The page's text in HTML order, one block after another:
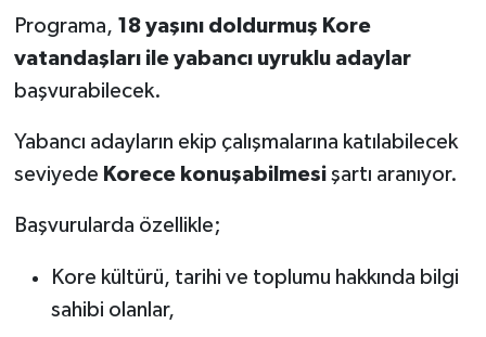
Programa, 18 yaşını doldurmuş Kore
vatandaşları ile yabancı uyruklu adaylar
başvurabilecek.
Yabancı adayların ekip çalışmalarına katılabilecek
seviyede Korece konuşabilmesişartı aranıyor.
Başvurularda özellikle;
Kore kültürü, tarihi ve toplumu hakkında bilgi
sahibi olanlar,